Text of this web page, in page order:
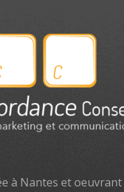
à Nantes et